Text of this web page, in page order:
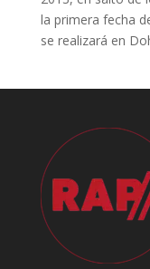
la primera fecha
se realizará en